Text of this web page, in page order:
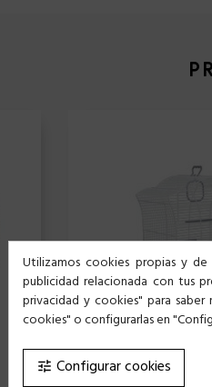
JAULA 649 PÁJAROS
Utilizamos cookies propias y
publicidad relacionada con tus
privacidad y cookies" para
cookies" o configurarlas en
tune Configurar cookies